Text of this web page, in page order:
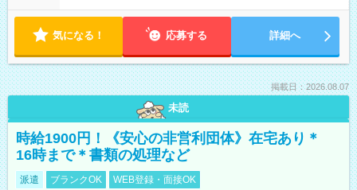
気になる！ 応募する 詳細へ
掲載日：2026.08.07
未読
時給1900円！《安心の非営利団体》在宅あり＊
16時まで＊書類の処理など
派遣 ブランクOK WEB登録・面接OK